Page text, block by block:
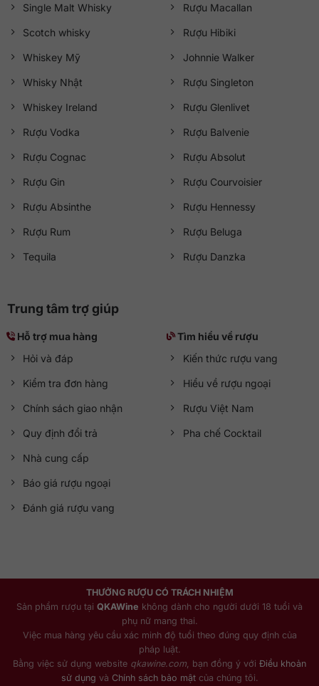
Single Malt Whisky
Scotch whisky
Whiskey Mỹ
Whisky Nhật
Whiskey Ireland
Rượu Vodka
Rượu Cognac
Rượu Gin
Rượu Absinthe
Rượu Rum
Tequila
Rượu Macallan
Rượu Hibiki
Johnnie Walker
Rượu Singleton
Rượu Glenlivet
Rượu Balvenie
Rượu Absolut
Rượu Courvoisier
Rượu Hennessy
Rượu Beluga
Rượu Danzka
Trung tâm trợ giúp
Hỗ trợ mua hàng
Hỏi và đáp
Kiểm tra đơn hàng
Chính sách giao nhận
Quy định đổi trả
Nhà cung cấp
Báo giá rượu ngoại
Đánh giá rượu vang
Tìm hiểu về rượu
Kiến thức rượu vang
Hiểu về rượu ngoại
Rượu Việt Nam
Pha chế Cocktail
THƯỞNG RƯỢU CÓ TRÁCH NHIỆM
Sản phẩm rượu tại QKAWine không dành cho người dưới 18 tuổi và
phụ nữ mang thai.
Việc mua hàng yêu cầu xác minh độ tuổi theo đúng quy định của
pháp luật.
Bằng việc sử dụng website qkawine.com , bạn đồng ý với Điều khoản
sử dụng và Chính sách bảo mậtcủa chúng tôi.